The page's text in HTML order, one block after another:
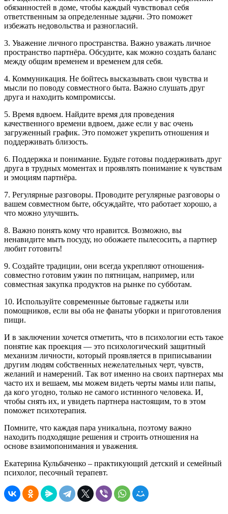
обязанностей в доме, чтобы каждый чувствовал себя
ответственным за определенные задачи. Это поможет
избежать недовольства и разногласий.
3. Уважение личного пространства. Важно уважать личное
пространство партнёра. Обсудите, как можно создать баланс
между общим временем и временем для себя.
4. Коммуникация. Не бойтесь высказывать свои чувства и
мысли по поводу совместного быта. Важно слушать друг
друга и находить компромиссы.
5. Время вдвоем. Найдите время для проведения
качественного времени вдвоем, даже если у вас очень
загруженный график. Это поможет укрепить отношения и
поддерживать близость.
6. Поддержка и понимание. Будьте готовы поддерживать друг
друга в трудных моментах и проявлять понимание к чувствам
и эмоциям партнёра.
7. Регулярные разговоры. Проводите регулярные разговоры о
вашем совместном быте, обсуждайте, что работает хорошо, а
что можно улучшить.
8. Важно понять кому что нравится. Возможно, вы
ненавидите мыть посуду, но обожаете пылесосить, а партнер
любит готовить!
9. Создайте традиции, они всегда укрепляют отношения-
совместно готовим ужин по пятницам, например, или
совместная закупка продуктов на рынке по субботам.
10. Используйте современные бытовые гаджеты или
помощников, если вы оба не фанаты уборки и приготовления
пищи.
И в заключении хочется отметить, что в психологии есть такое
понятие как проекция — это психологический защитный
механизм личности, который проявляется в приписывании
другим людям собственных нежелательных черт, чувств,
желаний и намерений. Так вот именно на своих партнерах мы
часто их и вешаем, мы можем видеть черты мамы или папы,
да кого угодно, только не самого истинного человека. И,
чтобы снять их, и увидеть партнера настоящим, то в этом
поможет психотерапия.
Помните, что каждая пара уникальна, поэтому важно
находить подходящие решения и строить отношения на
основе взаимопонимания и уважения.
Екатерина Кульбаченко – практикующий детский и семейный
психолог, песочный терапевт.